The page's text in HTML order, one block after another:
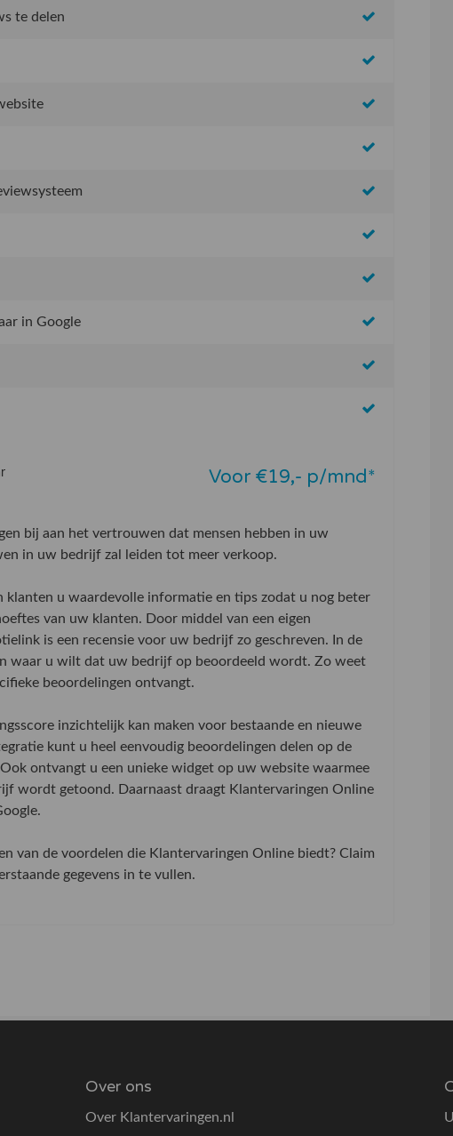
te delen
in Google
Voor €19,- p/mnd*
bij aan het vertrouwen dat mensen hebben in uw
in uw bedrijf zal leiden tot meer verkoop.
klanten u waardevolle informatie en tips zodat u nog beter
van uw klanten. Door middel van een eigen
is een recensie voor uw bedrijf zo geschreven. In de
waar u wilt dat uw bedrijf op beoordeeld wordt. Zo weet
beoordelingen ontvangt.
inzichtelijk kan maken voor bestaande en nieuwe
kunt u heel eenvoudig beoordelingen delen op de
ontvangt u een unieke widget op uw website waarmee
wordt getoond. Daarnaast draagt Klantervaringen Online
van de voordelen die Klantervaringen Online biedt? Claim
gegevens in te vullen.
Over ons
Over Klantervaringen.nl